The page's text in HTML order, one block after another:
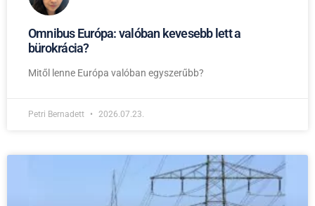
Omnibus Európa: valóban kevesebb lett a
bürokrácia?
Mitől lenne Európa valóban egyszerűbb?
Petri Bernadett 2026.07.23.